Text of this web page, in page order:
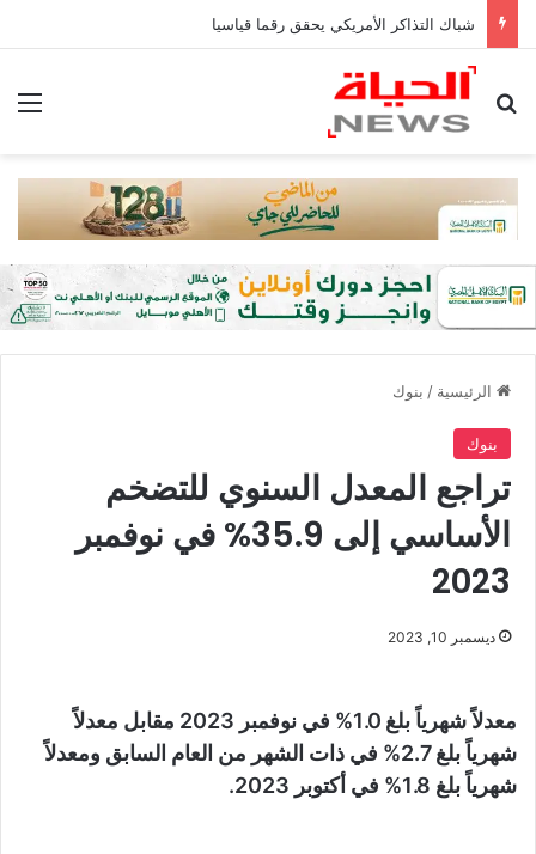
شباك التذاكر الأمريكي يحقق رقما قياسيا
بحث عن
الرئيسية / بنوك
بنوك
تراجع المعدل السنوي للتضخم
الأساسي إلى 35.9% في نوفمبر
2023
ديسمبر 10, 2023
معدلاً شهرياً بلغ 1.0% في نوفمبر 2023 مقابل معدلاً
شهرياً بلغ 2.7% في ذات الشهر من العام السابق ومعدلاً
شهرياً بلغ 1.8% في أكتوبر 2023.